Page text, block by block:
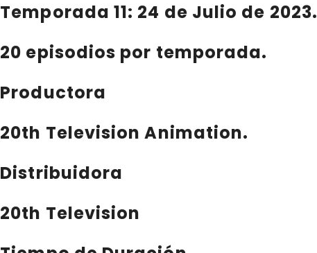
Temporada 11: 24 de Julio de 2023.
20 episodios por temporada.
Productora
20th Television Animation.
Distribuidora
20th Television